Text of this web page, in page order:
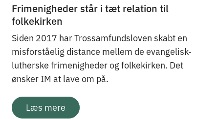
Frimenigheder står i tæt relation til
folkekirken
Siden 2017 har Trossamfundsloven skabt en
misforståelig distance mellem de evangelisk-
lutherske frimenigheder og folkekirken. Det
ønsker IM at lave om på.
Læs mere